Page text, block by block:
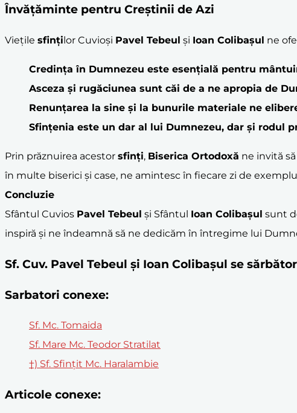
Învățăminte pentru Creștinii de Azi
Viețile sfinți lor Cuvioși Pavel Tebeul și Ioan Colibașul ne
Credința în Dumnezeu este esențială pentru
Asceza și rugăciunea sunt căi de a ne apropia de
Renunțarea la sine și la bunurile materiale ne
Sfințenia este un dar al lui Dumnezeu, dar și rodul
Prin prăznuirea acestor sfinți, Biserica Ortodoxă ne invită
în multe biserici și case, ne amintesc în fiecare zi de
Concluzie
Sfântul Cuvios Pavel Tebeul și Sfântul Ioan Colibașul sunt
inspiră și ne îndeamnă să ne dedicăm în întregime lui
Sf. Cuv. Pavel Tebeul și Ioan Colibașul se
Sarbatori conexe:
Sf. Mc. Tomaida
Sf. Mare Mc. Teodor Stratilat
†) Sf. Sfințit Mc. Haralambie
Articole conexe: